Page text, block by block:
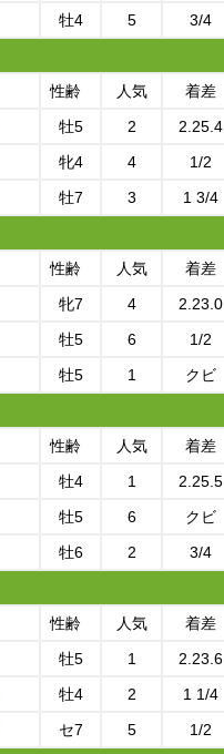
牡4 5 3/4
性齢 人気 着差
牡5 2 2.25.4
牝4 4 1/2
牡7 3 1 3/4
性齢 人気 着差
牝7 4 2.23.0
牡5 6 1/2
牡5 1 クビ
性齢 人気 着差
牡4 1 2.25.5
牡5 6 クビ
牡6 2 3/4
性齢 人気 着差
牡5 1 2.23.6
牡4 2 1 1/4
セ7 5 1/2